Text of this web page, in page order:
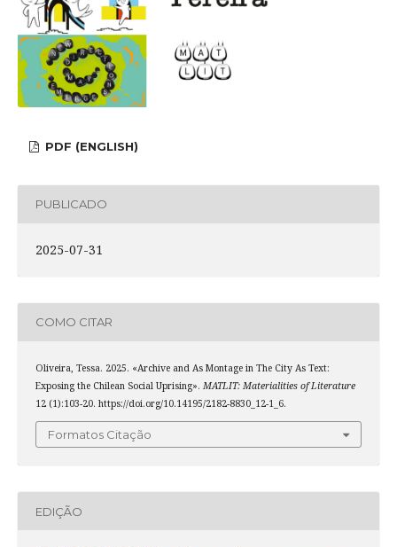
PDF (ENGLISH)
PUBLICADO
2025-07-31
COMO CITAR
Oliveira, Tessa. 2025. «Archive and As Montage in The City As Text:
Exposing the Chilean Social Uprising». MATLIT: Materialities of Literature
12 (1):103-20. https://doi.org/10.14195/2182-8830_12-1_6.
Formatos Citação
EDIÇÃO